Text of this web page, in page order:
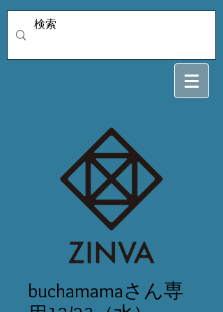
buchamamaさん専